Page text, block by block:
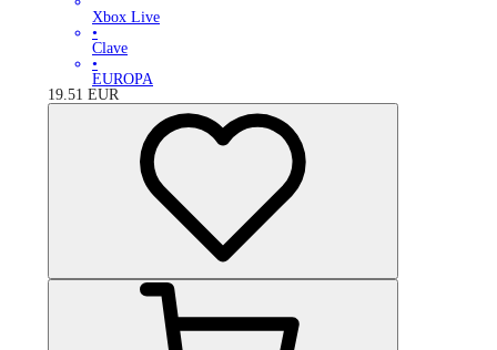
Xbox Live
•
Clave
•
EUROPA
19.51 EUR